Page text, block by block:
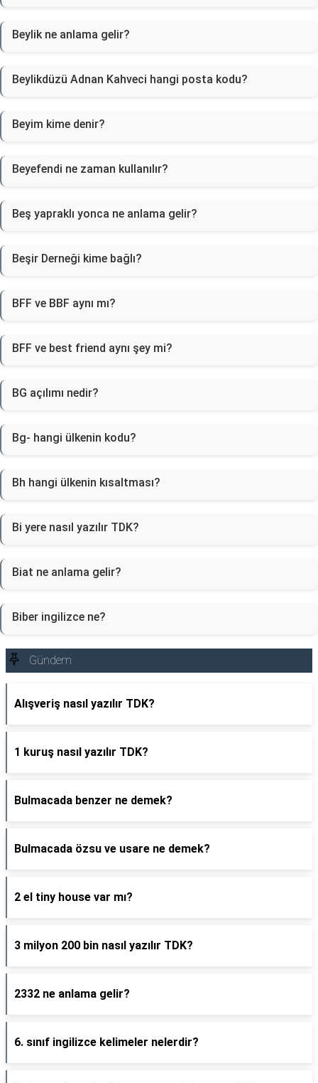
Beylik ne anlama gelir?
Beylikdüzü Adnan Kahveci hangi posta kodu?
Beyim kime denir?
Beyefendi ne zaman kullanılır?
Beş yapraklı yonca ne anlama gelir?
Beşir Derneği kime bağlı?
BFF ve BBF aynı mı?
BFF ve best friend aynı şey mi?
BG açılımı nedir?
Bg- hangi ülkenin kodu?
Bh hangi ülkenin kısaltması?
Bi yere nasıl yazılır TDK?
Biat ne anlama gelir?
Biber ingilizce ne?
Gündem
Alışveriş nasıl yazılır TDK?
1 kuruş nasıl yazılır TDK?
Bulmacada benzer ne demek?
Bulmacada özsu ve usare ne demek?
2 el tiny house var mı?
3 milyon 200 bin nasıl yazılır TDK?
2332 ne anlama gelir?
6. sınıf ingilizce kelimeler nelerdir?